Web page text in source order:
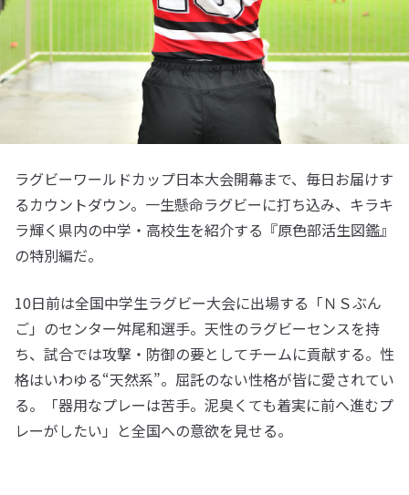
ラグビーワールドカップ日本大会開幕まで、毎日お届けす
るカウントダウン。一生懸命ラグビーに打ち込み、キラキ
ラ輝く県内の中学・高校生を紹介する『原色部活生図鑑』
の特別編だ。
10日前は全国中学生ラグビー大会に出場する「ＮＳぶん
ご」のセンター舛尾和選手。天性のラグビーセンスを持
ち、試合では攻撃・防御の要としてチームに貢献する。性
格はいわゆる“天然系”。屈託のない性格が皆に愛されてい
る。「器用なプレーは苦手。泥臭くても着実に前へ進むプ
レーがしたい」と全国への意欲を見せる。